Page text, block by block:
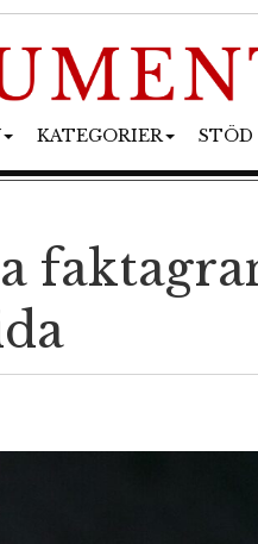
KATEGORIER STÖD